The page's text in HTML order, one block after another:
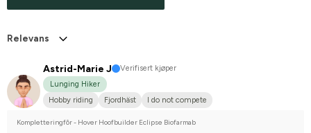
Relevans
Astrid-Marie J
Verifisert kjøper
Lunging Hiker
Hobby riding
Fjordhäst I do not compete
Kompletteringfôr - Hover Hoofbuilder Eclipse Biofarmab